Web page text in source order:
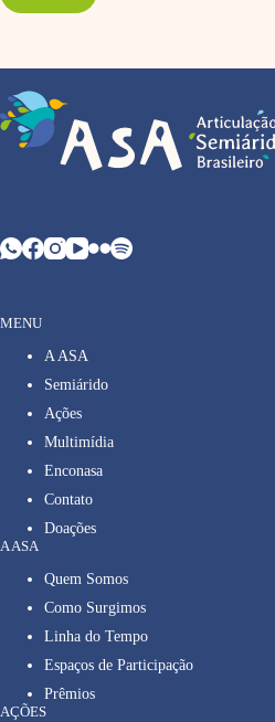
MENU
A ASA
Semiárido
Ações
Multimídia
Enconasa
Contato
Doações
A ASA
Quem Somos
Como Surgimos
Linha do Tempo
Espaços de Participação
Prêmios
AÇÕES